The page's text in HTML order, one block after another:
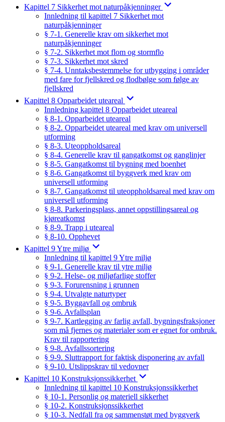
Kapittel 7 Sikkerhet mot naturpåkjenninger
Innledning til kapittel 7 Sikkerhet mot
naturpåkjenninger
§ 7-1. Generelle krav om sikkerhet mot
naturpåkjenninger
§ 7-2. Sikkerhet mot flom og stormflo
§ 7-3. Sikkerhet mot skred
§ 7-4. Unntaksbestemmelse for utbygging i områder
med fare for fjellskred og flodbølge som følge av
fjellskred
Kapittel 8 Opparbeidet uteareal
Innledning kapittel 8 Opparbeidet uteareal
§ 8-1. Opparbeidet uteareal
§ 8-2. Opparbeidet uteareal med krav om universell
utforming
§ 8-3. Uteoppholdsareal
§ 8-4. Generelle krav til gangatkomst og ganglinjer
§ 8-5. Gangatkomst til bygning med boenhet
§ 8-6. Gangatkomst til byggverk med krav om
universell utforming
§ 8-7. Gangatkomst til uteoppholdsareal med krav om
universell utforming
§ 8-8. Parkeringsplass, annet oppstillingsareal og
kjøreatkomst
§ 8-9. Trapp i uteareal
§ 8-10. Opphevet
Kapittel 9 Ytre miljø
Innledning til kapittel 9 Ytre miljø
§ 9-1. Generelle krav til ytre miljø
§ 9-2. Helse- og miljøfarlige stoffer
§ 9-3. Forurensning i grunnen
§ 9-4. Utvalgte naturtyper
§ 9-5. Byggavfall og ombruk
§ 9-6. Avfallsplan
§ 9-7. Kartlegging av farlig avfall, bygningsfraksjoner
som må fjernes og materialer som er egnet for ombruk.
Krav til rapportering
§ 9-8. Avfallssortering
§ 9-9. Sluttrapport for faktisk disponering av avfall
§ 9-10. Utslippskrav til vedovner
Kapittel 10 Konstruksjonssikkerhet
Innledning til kapittel 10 Konstruksjonssikkerhet
§ 10-1. Personlig og materiell sikkerhet
§ 10-2. Konstruksjonssikkerhet
§ 10-3. Nedfall fra og sammenstøt med byggverk